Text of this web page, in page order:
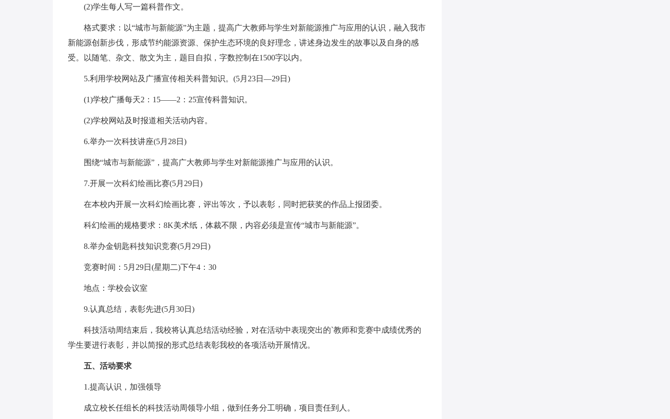
(2)学生每人写一篇科普作文。
格式要求：以“城市与新能源”为主题，提高广大教师与学生对新能源推广与应用的认识，融入我市
新能源创新步伐，形成节约能源资源、保护生态环境的良好理念，讲述身边发生的故事以及自身的感
受。以随笔、杂文、散文为主，题目自拟，字数控制在1500字以内。
5.利用学校网站及广播宣传相关科普知识。(5月23日―29日)
(1)学校广播每天2：15――2：25宣传科普知识。
(2)学校网站及时报道相关活动内容。
6.举办一次科技讲座(5月28日)
围绕“城市与新能源”，提高广大教师与学生对新能源推广与应用的认识。
7.开展一次科幻绘画比赛(5月29日)
在本校内开展一次科幻绘画比赛，评出等次，予以表彰，同时把获奖的作品上报团委。
科幻绘画的规格要求：8K美术纸，体裁不限，内容必须是宣传“城市与新能源”。
8.举办金钥匙科技知识竞赛(5月29日)
竞赛时间：5月29日(星期二)下午4：30
地点：学校会议室
9.认真总结，表彰先进(5月30日)
科技活动周结束后，我校将认真总结活动经验，对在活动中表现突出的`教师和竞赛中成绩优秀的
学生要进行表彰，并以简报的形式总结表彰我校的各项活动开展情况。
五、活动要求
1.提高认识，加强领导
成立校长任组长的科技活动周领导小组，做到任务分工明确，项目责任到人。